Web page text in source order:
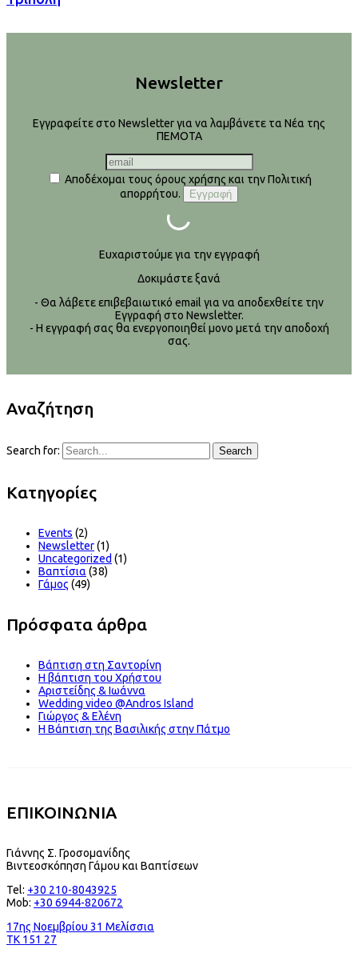
Newsletter
Εγγραφείτε στο Newsletter για να λαμβάνετε τα Νέα της
ΠΕΜΟΤΑ
Αποδέχομαι τους όρους χρήσης και την Πολιτική
απορρήτου.
Ευχαριστούμε για την εγγραφή
Δοκιμάστε ξανά
- Θα λάβετε επιβεβαιωτικό email για να αποδεχθείτε την
Εγγραφή στο Newsletter.
- Η εγγραφή σας θα ενεργοποιηθεί μονο μετά την αποδοχή
σας.
Αναζήτηση
Search for: Search
Kατηγορίες
Events (2)
Newsletter(1)
Uncategorized (1)
Βαπτίσια(38)
Γάμος (49)
Πρόσφατα άρθρα
Βάπτιση στη Σαντορίνη
Η βάπτιση του Χρήστου
Αριστείδης & Ιωάννα
Wedding video @Andros Island
Γιώργος & Ελένη
Η Βάπτιση της Βασιλικής στην Πάτμο
ΕΠΙΚΟΙΝΩΝΙΑ
Γιάννης Σ. Γροσομανίδης
Βιντεοσκόπηση Γάμου και Βαπτίσεων
Tel: +30 210-8043925
Mob: +30 6944-820672
17ης Νοεμβρίου 31 Μελίσσια
TK 151 27